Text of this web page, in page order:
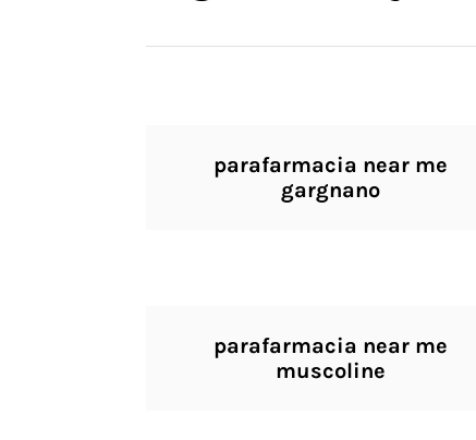
parafarmacia near me
gargnano
parafarmacia near me
muscoline